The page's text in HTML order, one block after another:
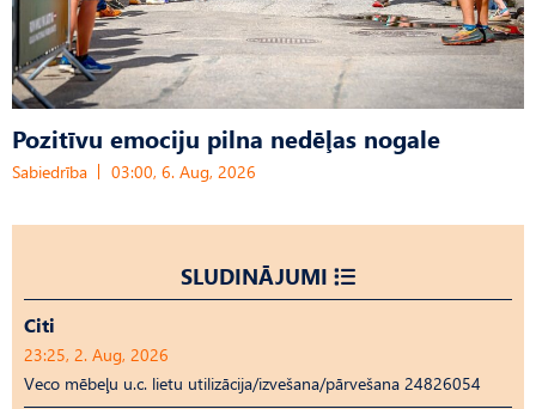
Pozitīvu emociju pilna nedēļas nogale
Sabiedrība 03:00, 6. Aug, 2026
SLUDINĀJUMI
Citi
23:25, 2. Aug, 2026
Veco mēbeļu u.c. lietu utilizācija/izvešana/pārvešana 24826054